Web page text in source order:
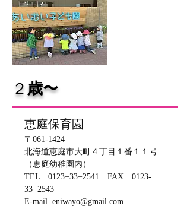
​２ 歳〜
恵庭保育園
〒061-1424
北海道恵庭市大町４丁目１番１１号
​（恵庭幼稚園内）
TEL 0123−33−2541 FAX 0123-
33−2543
​E-mail eniwayo@gmail.com